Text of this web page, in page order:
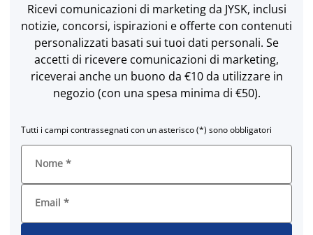
Ricevi comunicazioni di marketing da JYSK, inclusi
notizie, concorsi, ispirazioni e offerte con contenuti
personalizzati basati sui tuoi dati personali. Se
accetti di ricevere comunicazioni di marketing,
riceverai anche un buono da €10 da utilizzare in
negozio (con una spesa minima di €50).
Tutti i campi contrassegnati con un asterisco (*) sono obbligatori
Nome *
Email *